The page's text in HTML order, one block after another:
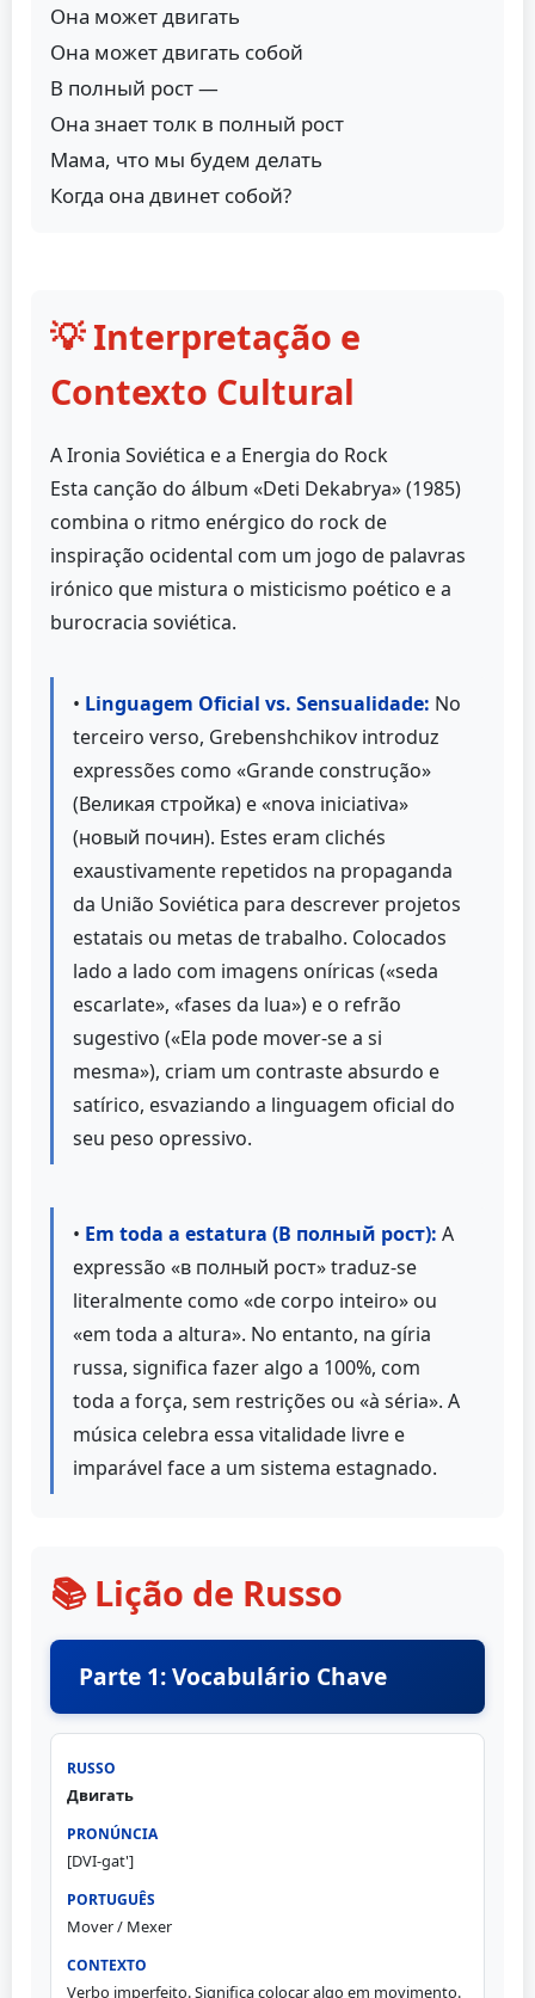
Она может двигать
Она может двигать собой
В полный рост —
Она знает толк в полный рост
Мама, что мы будем делать
Когда она двинет собой?
💡 Interpretação e
Contexto Cultural
A Ironia Soviética e a Energia do Rock
Esta canção do álbum «Deti Dekabrya» (1985)
combina o ritmo enérgico do rock de
inspiração ocidental com um jogo de palavras
irónico que mistura o misticismo poético e a
burocracia soviética.
• Linguagem Oficial vs. Sensualidade: No
terceiro verso, Grebenshchikov introduz
expressões como «Grande construção»
(Великая стройка) e «nova iniciativa»
(новый почин). Estes eram clichés
exaustivamente repetidos na propaganda
da União Soviética para descrever projetos
estatais ou metas de trabalho. Colocados
lado a lado com imagens oníricas («seda
escarlate», «fases da lua») e o refrão
sugestivo («Ela pode mover-se a si
mesma»), criam um contraste absurdo e
satírico, esvaziando a linguagem oficial do
seu peso opressivo.
• Em toda a estatura (В полный рост): A
expressão «в полный рост» traduz-se
literalmente como «de corpo inteiro» ou
«em toda a altura». No entanto, na gíria
russa, significa fazer algo a 100%, com
toda a força, sem restrições ou «à séria». A
música celebra essa vitalidade livre e
imparável face a um sistema estagnado.
📚 Lição de Russo
Parte 1: Vocabulário Chave
Двигать
[DVI-gat']
Mover / Mexer
Verbo imperfeito. Significa colocar algo em movimento.